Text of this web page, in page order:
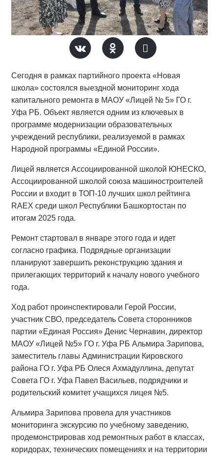
Сегодня в рамках партийного проекта «Новая
школа» состоялся выездной мониторинг хода
капитального ремонта в МАОУ «Лицей № 5» ГО г.
Уфа РБ. Объект является одним из ключевых в
программе модернизации образовательных
учреждений республики, реализуемой в рамках
Народной программы «Единой России».
Лицей является Ассоциированной школой ЮНЕСКО,
Ассоциированной школой союза машиностроителей
России и входит в ТОП-10 лучших школ рейтинга
RAEX среди школ Республики Башкортостан по
итогам 2025 года.
Ремонт стартовал в январе этого года и идет
согласно графика. Подрядные организации
планируют завершить реконструкцию здания и
прилегающих территорий к началу нового учебного
года.
Ход работ проинспектировали Герой России,
участник СВО, председатель Совета сторонников
партии «Единая Россия» Денис Чернавин, директор
МАОУ «Лицей №5» ГО г. Уфа РБ Альмира Зарипова,
заместитель главы Администрации Кировского
района ГО г. Уфа РБ Олеся Ахмадуллина, депутат
Совета ГО г. Уфа Павел Васильев, подрядчики и
родительский комитет учащихся лицея №5.
Альмира Зарипова провела для участников
мониторинга экскурсию по учебному заведению,
продемонстрировав ход ремонтных работ в классах,
коридорах, технических помещениях и на территории